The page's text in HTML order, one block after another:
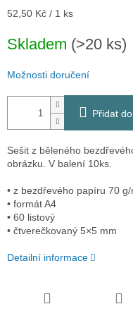
Měrná
52,50 Kč / 1 ks
Skladem (>20 ks)
Možnosti doručení
Přidat
Sešit z běleného
obrázku. V balení 10ks.
• z bezdřevého papíru 70 g/
• formát A4
• 60 listový
• čtverečkovaný 5×5 mm
Detailní informace